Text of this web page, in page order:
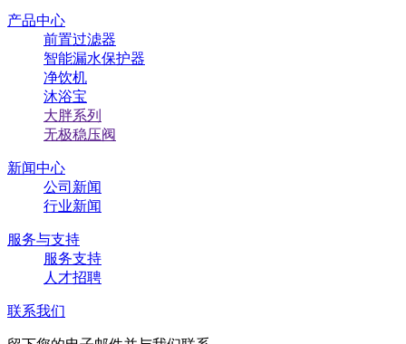
产品中心
前置过滤器
智能漏水保护器
净饮机
沐浴宝
大胖系列
⽆极稳压阀
新闻中心
公司新闻
行业新闻
服务与支持
服务支持
人才招聘
联系我们